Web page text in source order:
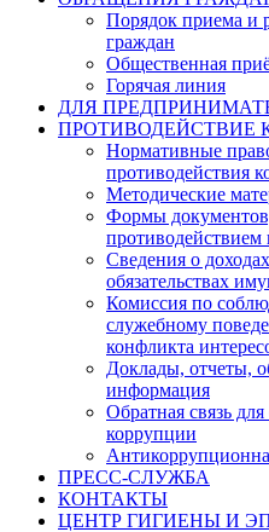
Порядок приема и
граждан
Общественная
Горячая линия
ДЛЯ
ПРОТИВОДЕЙСТВИЕ
Нормативные
противодействия
Методические
Формы
противодействием
Сведения о
обязательствах
Комиссия по
служебному
конфликта
Доклады, отчеты,
информация
Обратная связь
коррупции
ПРЕСС-СЛУЖБА
КОНТАКТЫ
ЦЕНТР ГИГИЕНЫ И